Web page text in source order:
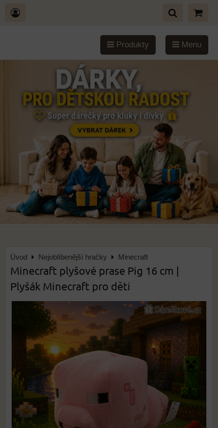
Produkty Menu
Úvod Nejoblíbenější hračky Minecraft
Minecraft plyšové prase Pig 16 cm |
Plyšák Minecraft pro děti